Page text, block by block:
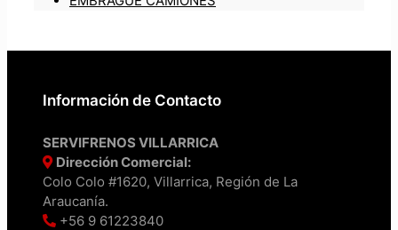
Información de Contacto
SERVIFRENOS VILLARRICA
Dirección Comercial:
Colo Colo #1620, Villarrica, Región de La
Araucanía.
+56 9 61223840